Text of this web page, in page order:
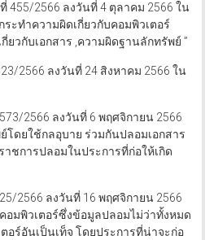
455/2566 ลงวันที่ 4 ตุลาคม 2566 ใน
ะทำความผิดเกี่ยวกับคอมพิวเตอร์
ยวกับเอกสาร ,ความผิดฐานลักทรัพย์ ”
2566 ลงวันที่ 24 สิงหาคม 2566 ใน
2566 ลงวันที่ 6 พฤศจิกายน 2566
โดยใช้กลอุบาย ร่วมกันปลอมเอกสาร
ชการปลอมในประการที่ก่อให้เกิด
2566 ลงวันที่ 16 พฤศจิกายน 2566
อมพิวเตอร์ซึ่งข้อมูลปลอมไม่ว่าทั้งหมด
ร์อันเป็นเท็จ โดยประการที่น่าจะก่อ